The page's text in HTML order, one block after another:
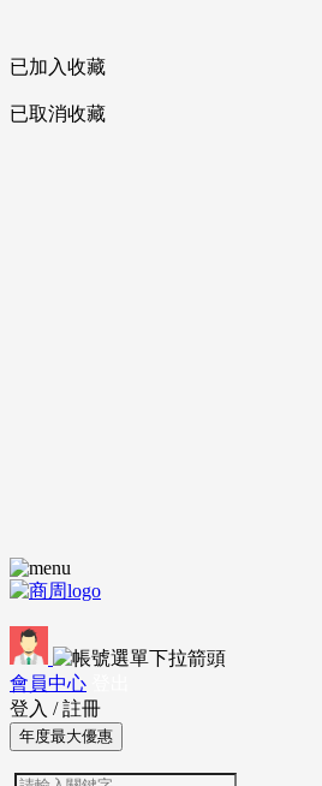
已加入收藏
已取消收藏
會員中心
登入 / 註冊
年度最大優惠